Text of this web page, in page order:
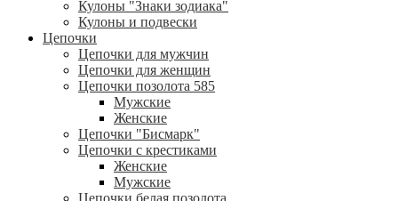
Кулоны "Знаки зодиака"
Кулоны и подвески
Цепочки
Цепочки для мужчин
Цепочки для женщин
Цепочки позолота 585
Мужские
Женские
Цепочки "Бисмарк"
Цепочки с крестиками
Женские
Мужские
Цепочки белая позолота